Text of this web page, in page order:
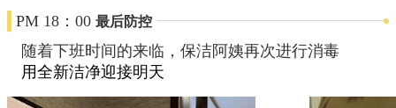
PM 18：00 最后防控
随着下班时间的来临，保洁阿姨再次进行消毒
用全新洁净迎接明天